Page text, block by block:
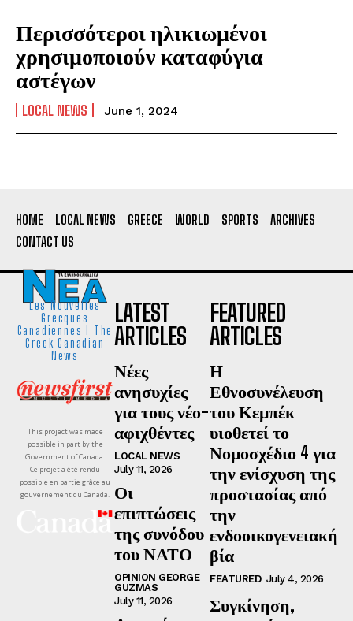
Περισσότεροι ηλικιωμένοι
χρησιμοποιούν καταφύγια
αστέγων
LOCAL NEWS June 1, 2024
HOME LOCAL NEWS GREECE WORLD SPORTS
ARCHIVES
CONTACT US
Les Nouvelles
Grecques
Canadiennes I The
Greek Canadian
News
This project was made
possible in part by the
Government of Canada.
Ce projet a été rendu
possible en partie grâce au
gouvernement du Canada.
LATEST
ARTICLES
Νέες
ανησυχίες
για τους νέο-
αφιχθέντες
LOCAL NEWS
July 11, 2026
Οι
επιπτώσεις
της συνόδου
του ΝΑΤΟ
OPINION GEORGE
GUZMAS
July 11, 2026
FEATURED
ARTICLES
Η
Εθνοσυνέλευση
του Κεμπέκ
υιοθετεί το
Νομοσχέδιο 4 για
την ενίσχυση της
προστασίας από
την
ενδοοικογενειακή
βία
FEATURED July 4, 2026
Συγκίνηση,